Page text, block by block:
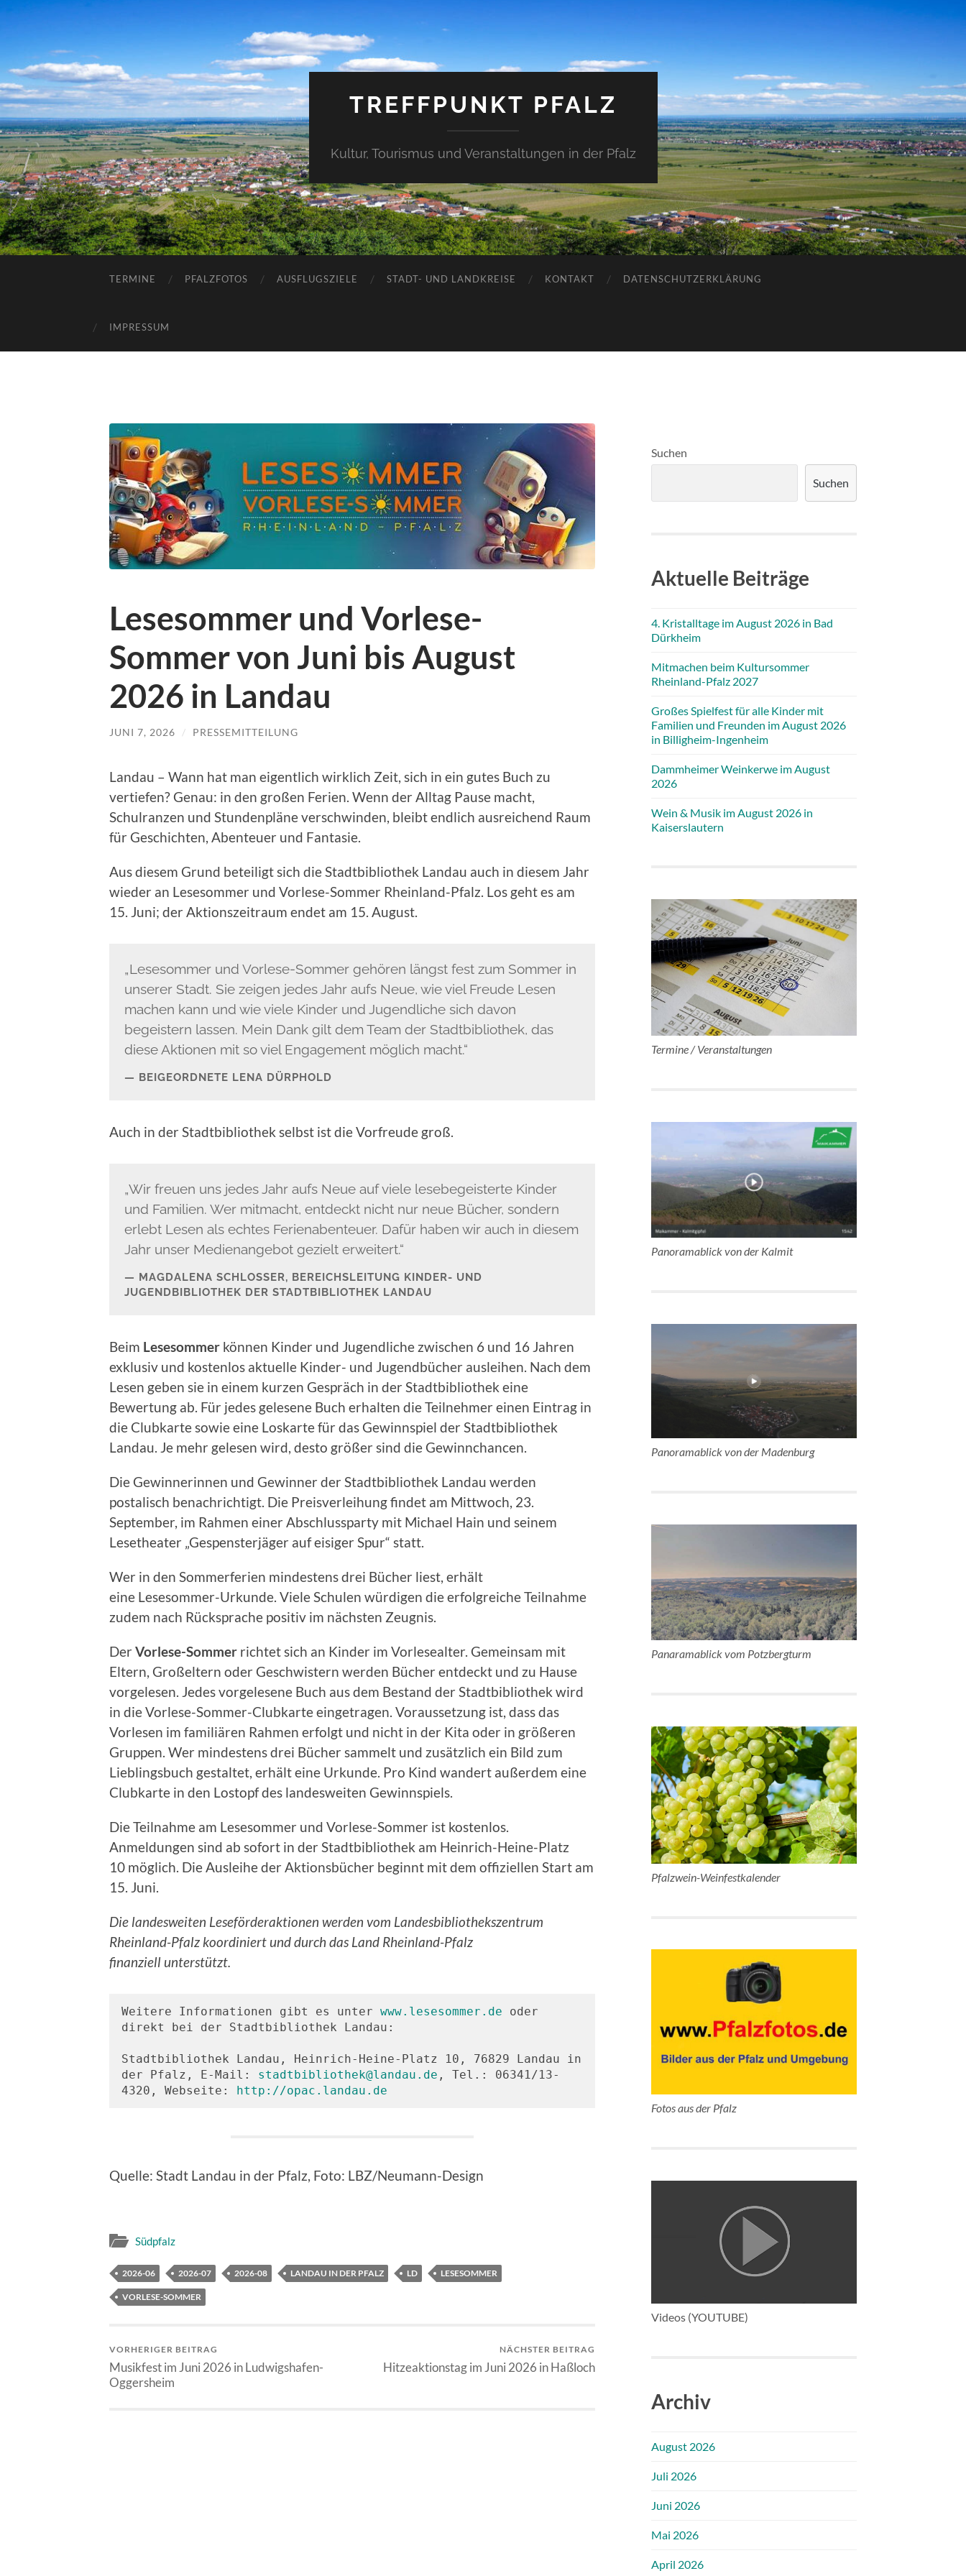
TREFFPUNKT PFALZ
Kultur, Tourismus und Veranstaltungen in der Pfalz
TERMINE PFALZFOTOS AUSFLUGSZIELE STADT- UND LANDKREISE KONTAKT DATENSCHUTZERKLÄRUNG
IMPRESSUM
Lesesommer und Vorlese-
Sommer von Juni bis August
2026 in Landau
JUNI 7, 2026 / PRESSEMITTEILUNG
Landau – Wann hat man eigentlich wirklich Zeit, sich in ein gutes Buch zu
vertiefen? Genau: in den großen Ferien. Wenn der Alltag Pause macht,
Schulranzen und Stundenpläne verschwinden, bleibt endlich ausreichend Raum
für Geschichten, Abenteuer und Fantasie.
Aus diesem Grund beteiligt sich die Stadtbibliothek Landau auch in diesem Jahr
wieder an Lesesommer und Vorlese-Sommer Rheinland-Pfalz. Los geht es am
15. Juni; der Aktionszeitraum endet am 15. August.
„Lesesommer und Vorlese-Sommer gehören längst fest zum Sommer in
unserer Stadt. Sie zeigen jedes Jahr aufs Neue, wie viel Freude Lesen
machen kann und wie viele Kinder und Jugendliche sich davon
begeistern lassen. Mein Dank gilt dem Team der Stadtbibliothek, das
diese Aktionen mit so viel Engagement möglich macht.“
BEIGEORDNETE LENA DÜRPHOLD
Auch in der Stadtbibliothek selbst ist die Vorfreude groß.
„Wir freuen uns jedes Jahr aufs Neue auf viele lesebegeisterte Kinder
und Familien. Wer mitmacht, entdeckt nicht nur neue Bücher, sondern
erlebt Lesen als echtes Ferienabenteuer. Dafür haben wir auch in diesem
Jahr unser Medienangebot gezielt erweitert.“
MAGDALENA SCHLOSSER, BEREICHSLEITUNG KINDER- UND
JUGENDBIBLIOTHEK DER STADTBIBLIOTHEK LANDAU
Beim Lesesommer können Kinder und Jugendliche zwischen 6 und 16 Jahren
exklusiv und kostenlos aktuelle Kinder- und Jugendbücher ausleihen. Nach dem
Lesen geben sie in einem kurzen Gespräch in der Stadtbibliothek eine
Bewertung ab. Für jedes gelesene Buch erhalten die Teilnehmer einen Eintrag in
die Clubkarte sowie eine Loskarte für das Gewinnspiel der Stadtbibliothek
Landau. Je mehr gelesen wird, desto größer sind die Gewinnchancen.
Die Gewinnerinnen und Gewinner der Stadtbibliothek Landau werden
postalisch benachrichtigt. Die Preisverleihung findet am Mittwoch, 23.
September, im Rahmen einer Abschlussparty mit Michael Hain und seinem
Lesetheater „Gespensterjäger auf eisiger Spur“ statt.
Wer in den Sommerferien mindestens drei Bücher liest, erhält
eine Lesesommer-Urkunde. Viele Schulen würdigen die erfolgreiche Teilnahme
zudem nach Rücksprache positiv im nächsten Zeugnis.
Der Vorlese-Sommer richtet sich an Kinder im Vorlesealter. Gemeinsam mit
Eltern, Großeltern oder Geschwistern werden Bücher entdeckt und zu Hause
vorgelesen. Jedes vorgelesene Buch aus dem Bestand der Stadtbibliothek wird
in die Vorlese-Sommer-Clubkarte eingetragen. Voraussetzung ist, dass das
Vorlesen im familiären Rahmen erfolgt und nicht in der Kita oder in größeren
Gruppen. Wer mindestens drei Bücher sammelt und zusätzlich ein Bild zum
Lieblingsbuch gestaltet, erhält eine Urkunde. Pro Kind wandert außerdem eine
Clubkarte in den Lostopf des landesweiten Gewinnspiels.
Die Teilnahme am Lesesommer und Vorlese-Sommer ist kostenlos.
Anmeldungen sind ab sofort in der Stadtbibliothek am Heinrich-Heine-Platz
10 möglich. Die Ausleihe der Aktionsbücher beginnt mit dem offiziellen Start am
15. Juni.
Die landesweiten Leseförderaktionen werden vom Landesbibliothekszentrum
Rheinland-Pfalz koordiniert und durch das Land Rheinland-Pfalz
finanziell unterstützt.
Weitere Informationen gibt es unter www.lesesommer.de oder
direkt bei der Stadtbibliothek Landau:
Stadtbibliothek Landau, Heinrich-Heine-Platz 10, 76829 Landau in
der Pfalz, E-Mail: stadtbibliothek@landau.de , Tel.: 06341/13-
4320, Webseite: http://opac.landau.de
Quelle: Stadt Landau in der Pfalz, Foto: LBZ/Neumann-Design
Südpfalz
2026-06 2026-07 2026-08 LANDAU IN DER PFALZ LD LESESOMMER
VORLESE-SOMMER
VORHERIGER BEITRAG
Musikfest im Juni 2026 in Ludwigshafen-
Oggersheim
NÄCHSTER BEITRAG
Hitzeaktionstag im Juni 2026 in Haßloch
Suchen
Suchen
Aktuelle Beiträge
4. Kristalltage im August 2026 in Bad
Dürkheim
Mitmachen beim Kultursommer
Rheinland-Pfalz 2027
Großes Spielfest für alle Kinder mit
Familien und Freunden im August 2026
in Billigheim-Ingenheim
Dammheimer Weinkerwe im August
2026
Wein & Musik im August 2026 in
Kaiserslautern
Termine / Veranstaltungen
Panoramablick von der Kalmit
Panoramablick von der Madenburg
Panaramablick vom Potzbergturm
Pfalzwein-Weinfestkalender
Fotos aus der Pfalz
Videos (YOUTUBE)
Archiv
August 2026
Juli 2026
Juni 2026
Mai 2026
April 2026